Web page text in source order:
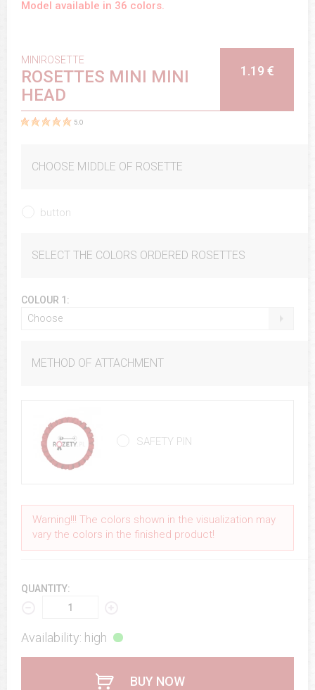
Model available in 36 colors.
MINIROSETTE
ROSETTES MINI MINI
HEAD
1.19 €
5.0
CHOOSE MIDDLE OF ROSETTE
button
SELECT THE COLORS ORDERED ROSETTES
COLOUR 1:
Choose
METHOD OF ATTACHMENT
SAFETY PIN
Warning!!! The colors shown in the visualization may
vary the colors in the finished product!
QUANTITY:
Availability: high
BUY NOW